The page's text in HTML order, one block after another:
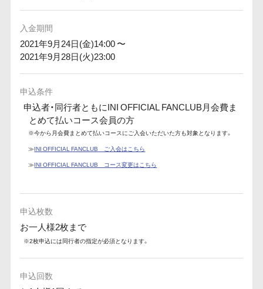
入金期間
2021年9月24日(金)14:00 〜
2021年9月28日(火)23:00
申込条件
申込者・同行者ともにINI OFFICIAL FANCLUB月会費ま
とめて払いコース会員の方
※今から月会費まとめて払いコースにご入会いただいた方も対象となります。
≫INI OFFICIAL FANCLUB ご入会はこちら
≫INI OFFICIAL FANCLUB コース変更はこちら
申込枚数
お一人様2枚まで
※2枚申込には同行者の指定が必須となります。
申込回数